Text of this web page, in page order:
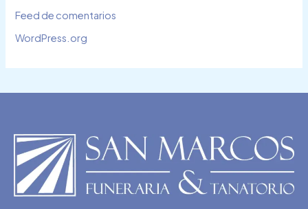
Feed de comentarios
WordPress.org